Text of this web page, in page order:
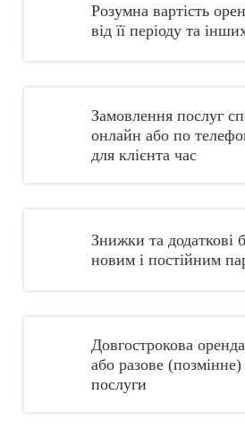
Розумна вартість
від її періоду та
Замовлення послуг
онлайн або по
для клієнта час
Знижки та додаткові
новим і постійним
Довгострокова
або разове
послуги